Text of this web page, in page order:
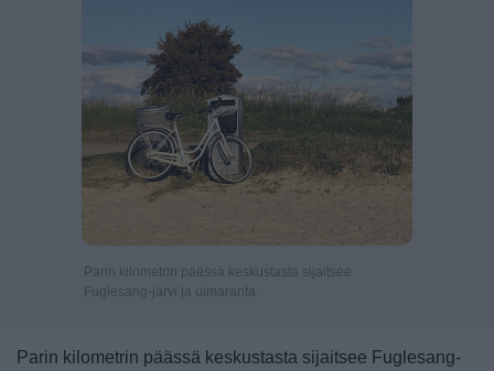
Parin kilometrin päässä keskustasta sijaitsee
Fuglesang-järvi ja uimaranta.
Parin kilometrin päässä keskustasta sijaitsee Fuglesang-